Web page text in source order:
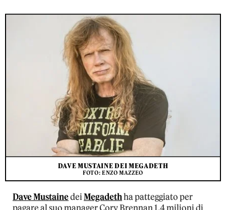
DAVE MUSTAINE DEI MEGADETH
FOTO: ENZO MAZZEO
Dave MustainedeiMegadethha patteggiato per